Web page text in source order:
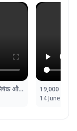
शनि साढ़े साती पीड़ा शांति महापूजा, शनि तिल तेल अभिषेक और महादशा शांति महापूजा
14 June 2025